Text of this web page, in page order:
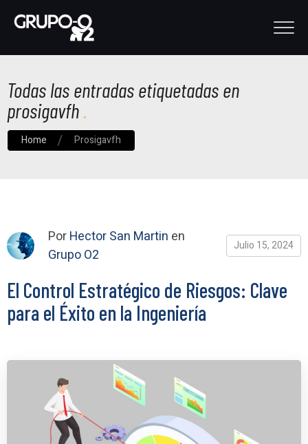
Todas las entradas etiquetadas en
prosigavfh
Home Prosigavfh
PorHector San Martin en
Grupo O2
Julio 15, 2024
El Control Estratégico de Riesgos: Clave
para el Éxito en la Ingeniería